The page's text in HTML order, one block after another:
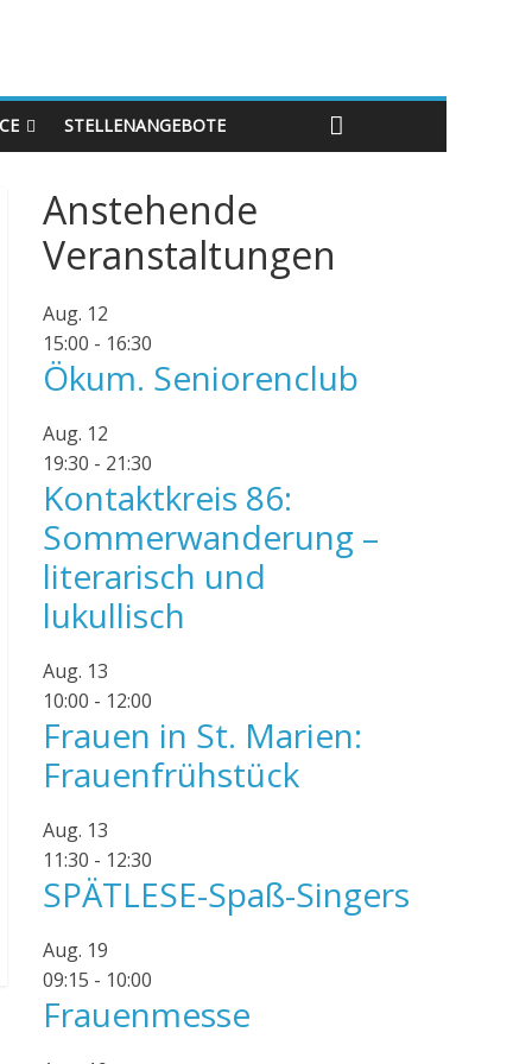
STELLENANGEBOTE
Anstehende
Veranstaltungen
Aug. 12
15:00 - 16:30
Ökum. Seniorenclub
Aug. 12
19:30 - 21:30
Kontaktkreis 86:
Sommerwanderung –
literarisch und
lukullisch
Aug. 13
10:00 - 12:00
Frauen in St. Marien:
Frauenfrühstück
Aug. 13
11:30 - 12:30
SPÄTLESE-Spaß-Singers
Aug. 19
09:15 - 10:00
Frauenmesse